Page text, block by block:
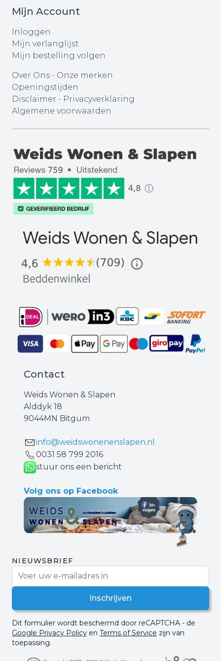
Mijn Account
Inloggen
Mijn verlanglijst
Mijn bestelling volgen
Over Ons - Onze merken
Openingstijden
Disclaimer - Privacyverklaring
Algemene voorwaarden
Contact
Weids Wonen & Slapen
Alddyk 18
9044MN Bitgum
info@weidswonenenslapen.nl
0031 ‪58 799 2016‬
stuur ons een bericht
Volg ons op Facebook
NIEUWSBRIEF
Inschrijven
Dit formulier wordt beschermd door reCAPTCHA - de
Google Privacy Policy en Terms of Service zijn van
toepassing.